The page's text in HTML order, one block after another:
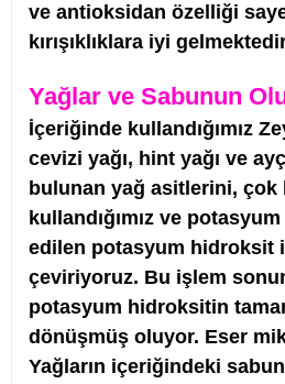
ve antioksidan özelliği
kırışıklıklara iyi
Yağlar ve Sabunun
İçeriğinde kullandığımız
cevizi yağı, hint yağı ve
bulunan yağ asitlerini, çok
kullandığımız ve
edilen potasyum hidroksit
çeviriyoruz. Bu işlem
potasyum hidroksitin
dönüşmüş oluyor. Eser
Yağların içeriğindeki